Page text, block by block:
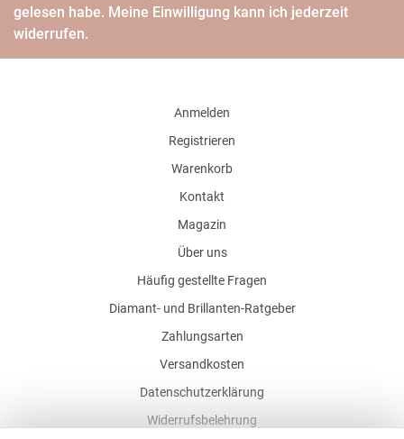
gelesen habe. Meine Einwilligung kann ich jederzeit
widerrufen.
Anmelden
Registrieren
Warenkorb
Kontakt
Magazin
Über uns
Häufig gestellte Fragen
Diamant- und Brillanten-Ratgeber
Zahlungsarten
Versandkosten
Datenschutzerklärung
Widerrufsbelehrung